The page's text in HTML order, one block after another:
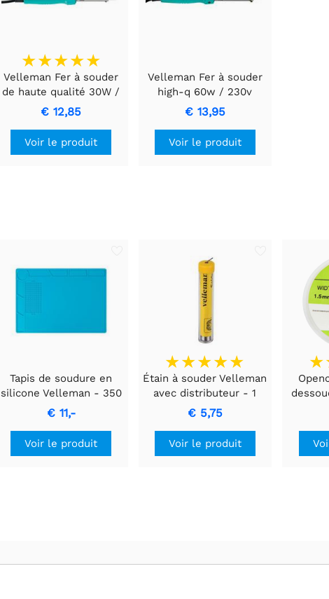
Velleman Fer à souder
de haute qualité 30W /
230V - VTSI30
€ 12,85
Voir le produit
Velleman Fer à souder
high-q 60w / 230v
€ 13,95
Voir le produit
Tapis de soudure en
silicone Velleman - 350
x 250 mm - bleu - AS19
€ 11,-
Voir le produit
Étain à souder Velleman
avec distributeur - 1
mm - Noyau en résine -
17 g
€ 5,75
Voir le produit